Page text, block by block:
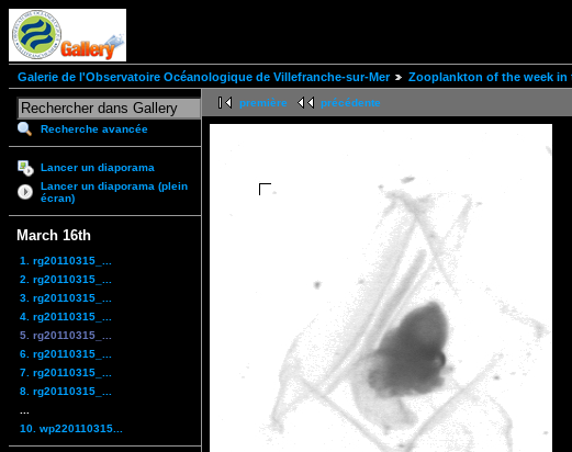
Galerie de l'Observatoire Océanologique de Villefranche-sur-Mer Zooplankton of the week in
Recherche avancée
Lancer un diaporama
Lancer un diaporama (plein
écran)
March 16th
1. rg20110315_...
2. rg20110315_...
3. rg20110315_...
4. rg20110315_...
5. rg20110315_...
6. rg20110315_...
7. rg20110315_...
8. rg20110315_...
10. wp220110315...
première précédente